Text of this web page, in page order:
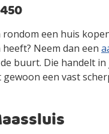
een huis
Neem dan een
buurt. Die handelt
een vast